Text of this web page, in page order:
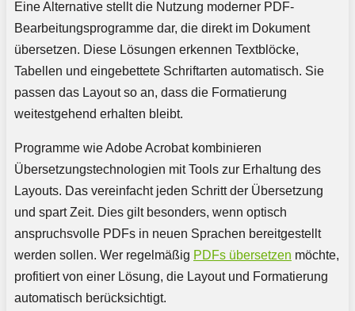
Eine Alternative stellt die Nutzung moderner PDF-
Bearbeitungsprogramme dar, die direkt im Dokument
übersetzen. Diese Lösungen erkennen Textblöcke,
Tabellen und eingebettete Schriftarten automatisch. Sie
passen das Layout so an, dass die Formatierung
weitestgehend erhalten bleibt.
Programme wie Adobe Acrobat kombinieren
Übersetzungstechnologien mit Tools zur Erhaltung des
Layouts. Das vereinfacht jeden Schritt der Übersetzung
und spart Zeit. Dies gilt besonders, wenn optisch
anspruchsvolle PDFs in neuen Sprachen bereitgestellt
werden sollen. Wer regelmäßig PDFs übersetzen möchte,
profitiert von einer Lösung, die Layout und Formatierung
automatisch berücksichtigt.